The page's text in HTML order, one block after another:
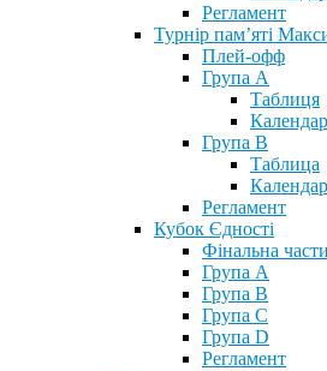
Регламент
Турнір пам’яті
Плей-офф
Група А
Таблиця
Календар
Група В
Таблица
Регламент
Кубок Єдності
Фінальна
Група А
Група В
Група С
Група D
Регламент